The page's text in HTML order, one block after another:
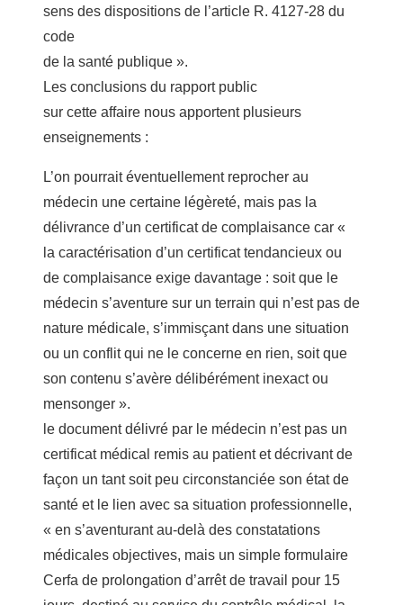
sens des dispositions de l’article R. 4127-28 du
code
de la santé publique ».
Les conclusions du rapport public
sur cette affaire nous apportent plusieurs
enseignements :
L’on pourrait éventuellement reprocher au
médecin une certaine légèreté, mais pas la
délivrance d’un certificat de complaisance car «
la caractérisation d’un certificat tendancieux ou
de complaisance exige davantage : soit que le
médecin s’aventure sur un terrain qui n’est pas de
nature médicale, s’immisçant dans une situation
ou un conflit qui ne le concerne en rien, soit que
son contenu s’avère délibérément inexact ou
mensonger ».
le document délivré par le médecin n’est pas un
certificat médical remis au patient et décrivant de
façon un tant soit peu circonstanciée son état de
santé et le lien avec sa situation professionnelle,
« en s’aventurant au-delà des constatations
médicales objectives, mais un simple formulaire
Cerfa de prolongation d’arrêt de travail pour 15